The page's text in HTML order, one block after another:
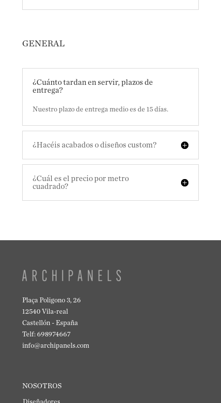
GENERAL
¿Cuánto tardan en servir, plazos de
entrega?
Nuestro plazo de entrega medio es de 15 días.
¿Hacéis acabados o diseños custom?
¿Cuál es el precio por metro
cuadrado?
Plaça Poligono 3, 26
12540 Vila-real
Castellón - España
Telf: 698974667
info@archipanels.com
NOSOTROS